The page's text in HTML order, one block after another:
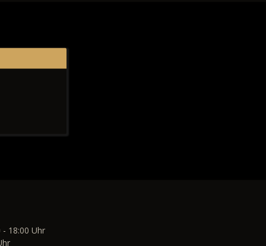
18:00 Uhr